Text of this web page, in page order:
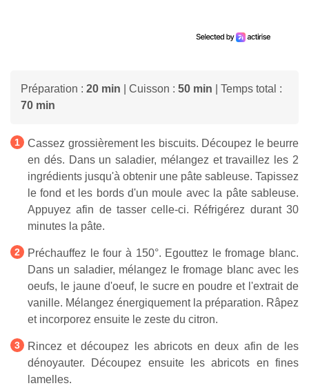
Préparation : 20 min | Cuisson : 50 min | Temps total :
70 min
Cassez grossièrement les biscuits. Découpez le beurre
en dés. Dans un saladier, mélangez et travaillez les 2
ingrédients jusqu'à obtenir une pâte sableuse. Tapissez
le fond et les bords d'un moule avec la pâte sableuse.
Appuyez afin de tasser celle-ci. Réfrigérez durant 30
minutes la pâte.
Préchauffez le four à 150°. Egouttez le fromage blanc.
Dans un saladier, mélangez le fromage blanc avec les
oeufs, le jaune d'oeuf, le sucre en poudre et l'extrait de
vanille. Mélangez énergiquement la préparation. Râpez
et incorporez ensuite le zeste du citron.
Rincez et découpez les abricots en deux afin de les
dénoyauter. Découpez ensuite les abricots en fines
lamelles.